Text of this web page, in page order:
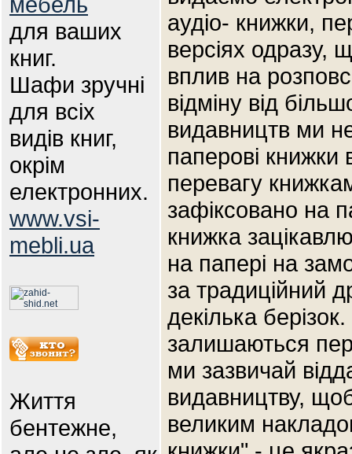
для ваших
книг.
Шафи зручні
для всіх
видів книг,
окрім
електронних.
www.vsi-
mebli.ua
Життя
бентежне,
аудіо- книжки,
версіях одразу,
вплив на
відміну від
видавництв ми
паперові книжки
перевагу
зафіксовано на
книжка
на папері на
за традиційний
декілька
залишаються
ми зазвичай
видавництву,
великим